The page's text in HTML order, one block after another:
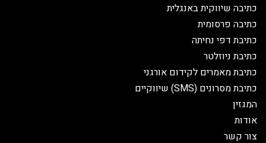
כתיבה שיווקית באנגלית
כתיבה פרסומית
כתיבת דפי נחיתה
כתיבת ניוזלטר
כתיבת מאמרים לקידום אורגני
כתיבת מסרונים (SMS) שיווקיים
המגזין
אודות
צור קשר